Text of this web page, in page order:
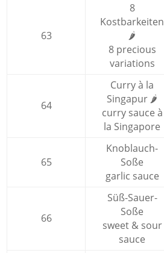
63
8
Kostbarkeiten
🌶
8 precious
variations
64
Curry à la
Singapur 🌶
curry sauce à
la Singapore
65
Knoblauch-
Soße
garlic sauce
66
Süß-Sauer-
Soße
sweet & sour
sauce